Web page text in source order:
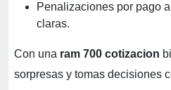
Penalizaciones por pago
claras.
Con una ram 700 cotizacion
sorpresas y tomas decisiones